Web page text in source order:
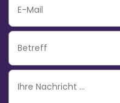
Email
Subject
Ihre
Nachricht